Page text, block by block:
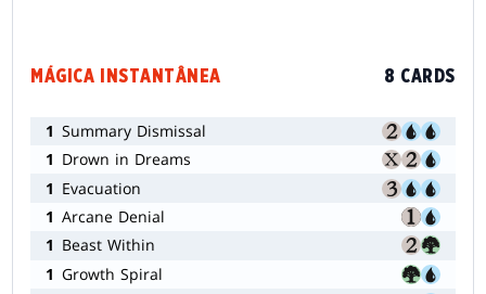
MÁGICA INSTANTÂNEA 8 CARDS
1 Summary Dismissal
1 Drown in Dreams
1 Evacuation
1 Arcane Denial
1 Beast Within
1 Growth Spiral